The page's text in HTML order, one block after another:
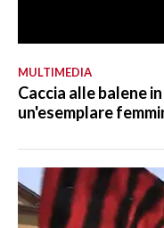
MULTIMEDIA
Caccia alle balene
un'esemplare